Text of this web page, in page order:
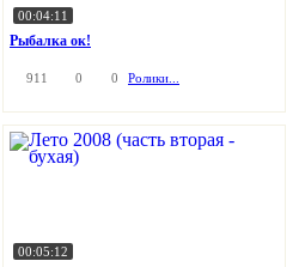
00:04:11
Рыбалка ок!
911 0 0 Ролики...
00:05:12